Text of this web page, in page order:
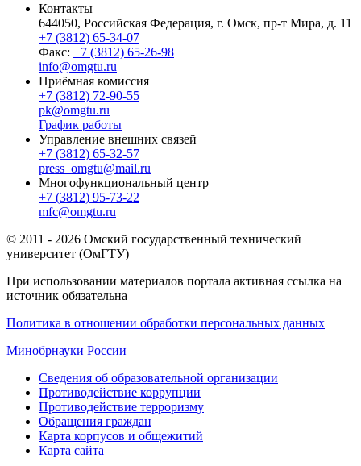
Контакты
644050, Российская Федерация, г. Омск, пр-т Мира, д. 11
+7 (3812) 65-34-07
Факс: +7 (3812) 65-26-98
info@omgtu.ru
Приёмная комиссия
+7 (3812) 72-90-55
pk@omgtu.ru
График работы
Управление внешних связей
+7 (3812) 65-32-57
press_omgtu@mail.ru
Многофункциональный центр
+7 (3812) 95-73-22
mfc@omgtu.ru
© 2011 - 2026 Омский государственный технический
университет (ОмГТУ)
При использовании материалов портала активная ссылка на
источник обязательна
Политика в отношении обработки персональных данных
Минобрнауки России
Сведения об образовательной организации
Противодействие коррупции
Противодействие терроризму
Обращения граждан
Карта корпусов и общежитий
Карта сайта